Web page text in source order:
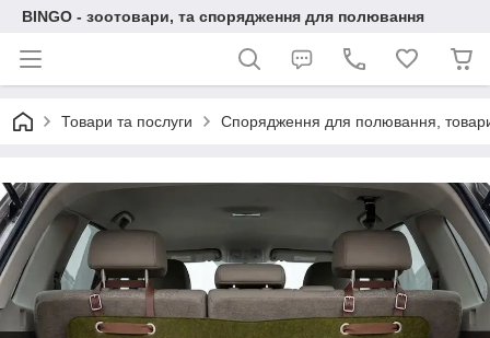
BINGO - зоотовари, та спорядження для полювання
Товари та послуги Спорядження для полювання,